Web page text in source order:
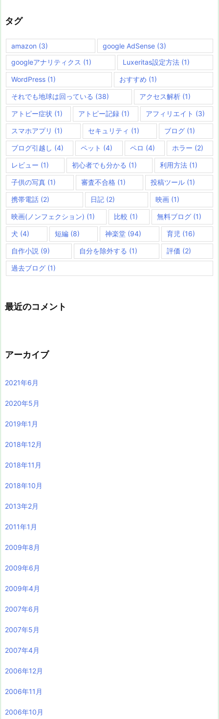
ー
タグ
amazon (3) google AdSense(3)
googleアナリティクス (1) Luxeritas設定方法(1)
WordPress (1) おすすめ (1)
それでも地球は回っている (38) アクセス解析(1)
アトピー症状 (1) アトピー記録 (1) アフィリエイト (3)
スマホアプリ (1) セキュリティ (1) ブログ (1)
ブログ引越し (4) ペット (4) ペロ (4) ホラー (2)
レビュー (1) 初心者でも分かる (1) 利用方法 (1)
子供の写真 (1) 審査不合格(1) 投稿ツール (1)
携帯電話 (2) 日記(2) 映画 (1)
映画(ノンフェクション) (1) 比較 (1) 無料ブログ (1)
犬 (4) 短編 (8) 神楽堂 (94) 育児 (16)
自作小説 (9) 自分を除外する (1) 評価 (2)
過去ブログ (1)
最近のコメント
アーカイブ
2021年6月
2020年5月
2019年1月
2018年12月
2018年11月
2018年10月
2013年2月
2011年1月
2009年8月
2009年6月
2009年4月
2007年6月
2007年5月
2007年4月
2006年12月
2006年11月
2006年10月